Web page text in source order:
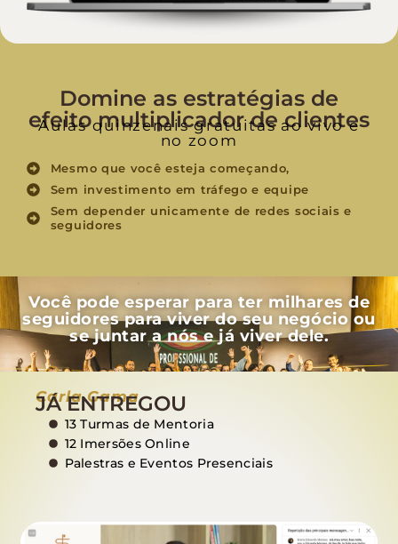
Domine as estratégias de
efeito multiplicador de clientes
Aulas quinzenais gratuitas ao vivo e
no zoom
Mesmo que você esteja começando,
Sem investimento em tráfego e equipe
Sem depender unicamente de redes sociais e
seguidores
Você pode esperar para ter milhares de
seguidores para viver do seu negócio ou
se juntar a nós e já viver dele.
Carla Gama
JÁ ENTREGOU
13 Turmas de Mentoria
12 Imersões Online
Palestras e Eventos Presenciais